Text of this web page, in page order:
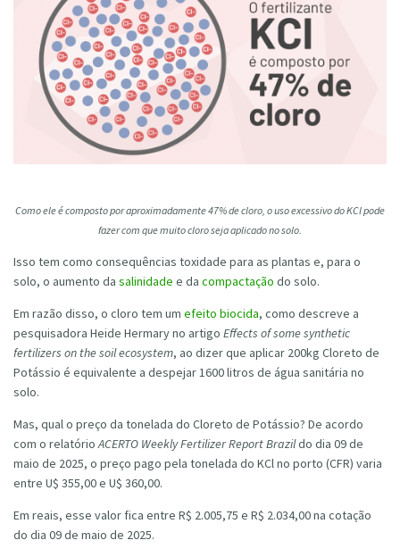
Como ele é composto por aproximadamente 47% de cloro, o uso excessivo do KCl pode
fazer com que muito cloro seja aplicado no solo.
Isso tem como consequências toxidade para as plantas e, para o
solo, o aumento da salinidade e da compactação do solo.
Em razão disso, o cloro tem um efeito biocida, como descreve a
pesquisadora Heide Hermary no artigo Effects of some synthetic
fertilizers on the soil ecosystem, ao dizer que aplicar 200kg Cloreto de
Potássio é equivalente a despejar 1600 litros de água sanitária no
solo.
Mas, qual o preço da tonelada do Cloreto de Potássio? De acordo
com o relatório ACERTO Weekly Fertilizer Report Brazildo dia 09 de
maio de 2025, o preço pago pela tonelada do KCl no porto (CFR) varia
entre U$ 355,00e U$ 360,00.
Em reais, esse valor fica entre R$ 2.005,75 e R$ 2.034,00 na cotação
do dia 09 de maio de 2025.